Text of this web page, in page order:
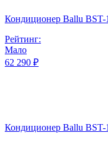
Кондиционер Ballu BST-
Рейтинг:
Мало
62 290 ₽
Кондиционер Ballu BST-